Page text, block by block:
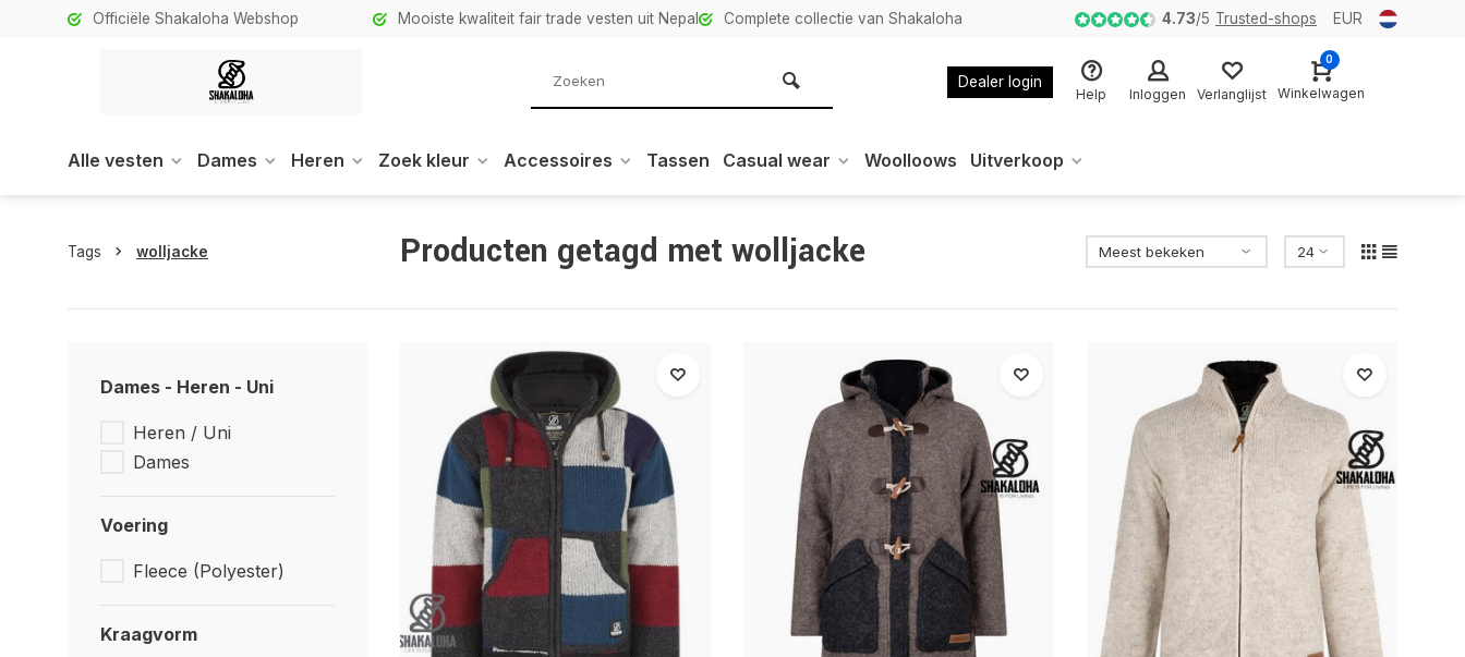
Officiële Shakaloha Webshop Mooiste kwaliteit fair trade vesten uit Nepal Complete collectie van Shakaloha 4.73/5 Trusted-shops EUR
Dealer login
Help Inloggen Verlanglijst
0
Winkelwagen
Alle vesten Dames Heren Zoek kleur Accessoires Tassen Casual wear Woolloows Uitverkoop
Tags wolljacke Producten getagd met wolljacke
Dames - Heren - Uni
Heren / Uni
Dames
Voering
Fleece (Polyester)
Kraagvorm